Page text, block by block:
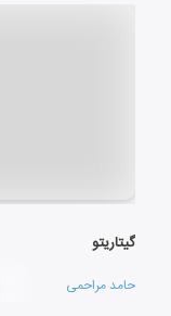
گیتاریتو
حامد مراحمی